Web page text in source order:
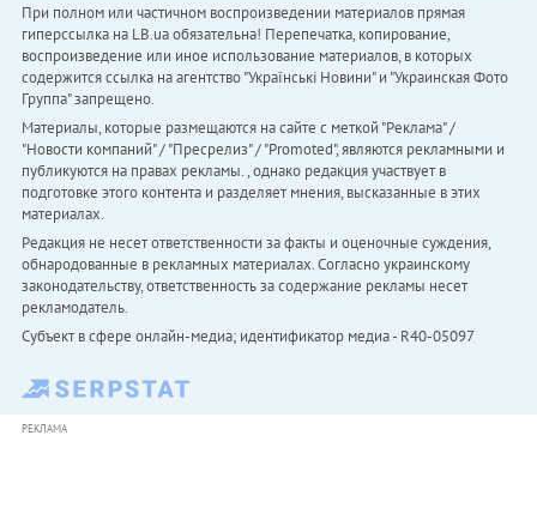
При полном или частичном воспроизведении материалов прямая
гиперссылка на LB.ua обязательна! Перепечатка, копирование,
воспроизведение или иное использование материалов, в которых
содержится ссылка на агентство "Українськi Новини" и "Украинская Фото
Группа" запрещено.
Материалы, которые размещаются на сайте с меткой "Реклама" /
"Новости компаний" / "Пресрелиз" / "Promoted", являются рекламными и
публикуются на правах рекламы. , однако редакция участвует в
подготовке этого контента и разделяет мнения, высказанные в этих
материалах.
Редакция не несет ответственности за факты и оценочные суждения,
обнародованные в рекламных материалах. Согласно украинскому
законодательству, ответственность за содержание рекламы несет
рекламодатель.
Субъект в сфере онлайн-медиа; идентификатор медиа - R40-05097
РЕКЛАМА